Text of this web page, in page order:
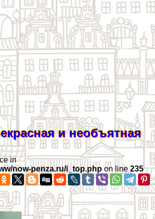
и необъятная
in
now-penza.ru/i_top.php on line235